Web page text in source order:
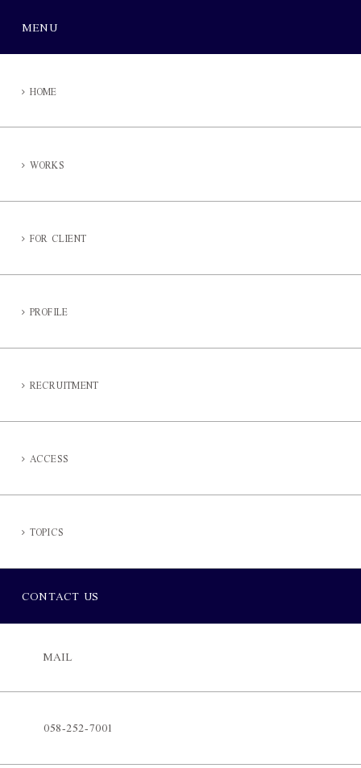
MENU
HOME
WORKS
FOR CLIENT
PROFILE
RECRUITMENT
ACCESS
TOPICS
CONTACT US
MAIL
058-252-7001